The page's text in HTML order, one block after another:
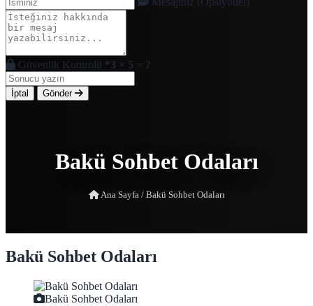
Güvenlik Kontrolü *3 × 5 = ?
İptal Gönder
Bakü Sohbet Odaları
Ana Sayfa /Bakü Sohbet Odaları
Bakü Sohbet Odaları
Bakü Sohbet Odaları